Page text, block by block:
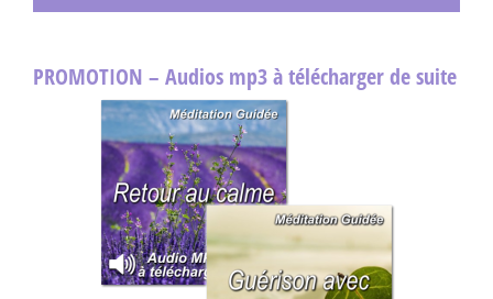
PROMOTION – Audios mp3 à télécharger de suite